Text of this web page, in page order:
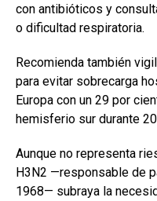
con antibióticos y
o dificultad respiratoria.
Recomienda también
para evitar sobrecarga
Europa con un 29 por
hemisferio sur durante
Aunque no representa
H3N2 —responsable de
1968— subraya la